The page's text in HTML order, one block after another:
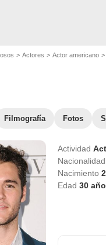
Actores Actor americano
Filmografía Fotos
Actividad
Nacimiento
Edad 30